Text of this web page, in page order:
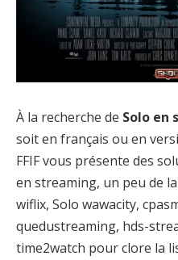
À la recherche de Solo
soit en français ou en
FFIF vous présente des
en streaming, un peu de
wiflix, Solo wawacity,
quedustreaming, hds-
time2watch pour clore la